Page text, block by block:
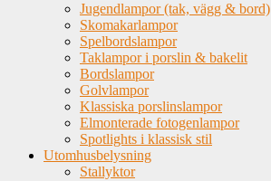
Jugendlampor (tak, vägg & bord)
Skomakarlampor
Spelbordslampor
Taklampor i porslin & bakelit
Bordslampor
Golvlampor
Klassiska porslinslampor
Elmonterade fotogenlampor
Spotlights i klassisk stil
Utomhusbelysning
Stallyktor